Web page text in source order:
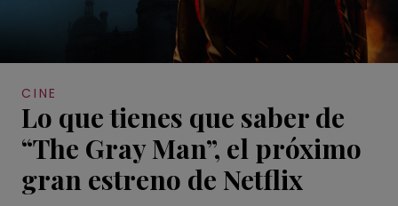
CINE
Lo que tienes que saber de
“The Gray Man”, el próximo
gran estreno de Netflix